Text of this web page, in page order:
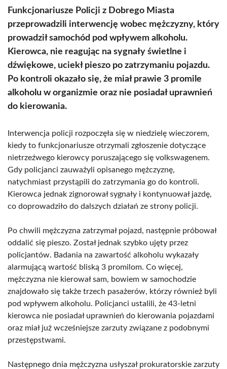
Funkcjonariusze Policji z Dobrego Miasta
przeprowadzili interwencję wobec mężczyzny, który
prowadził samochód pod wpływem alkoholu.
Kierowca, nie reagując na sygnały świetlne i
dźwiękowe, uciekł pieszo po zatrzymaniu pojazdu.
Po kontroli okazało się, że miał prawie 3 promile
alkoholu w organizmie oraz nie posiadał uprawnień
do kierowania.
Interwencja policji rozpoczęła się w niedzielę wieczorem,
kiedy to funkcjonariusze otrzymali zgłoszenie dotyczące
nietrzeźwego kierowcy poruszającego się volkswagenem.
Gdy policjanci zauważyli opisanego mężczyznę,
natychmiast przystąpili do zatrzymania go do kontroli.
Kierowca jednak zignorował sygnały i kontynuował jazdę,
co doprowadziło do dalszych działań ze strony policji.
Po chwili mężczyzna zatrzymał pojazd, następnie próbował
oddalić się pieszo. Został jednak szybko ujęty przez
policjantów. Badania na zawartość alkoholu wykazały
alarmującą wartość bliską 3 promilom. Co więcej,
mężczyzna nie kierował sam, bowiem w samochodzie
znajdowało się także trzech pasażerów, którzy również byli
pod wpływem alkoholu. Policjanci ustalili, że 43-letni
kierowca nie posiadał uprawnień do kierowania pojazdami
oraz miał już wcześniejsze zarzuty związane z podobnymi
przestępstwami.
Następnego dnia mężczyzna usłyszał prokuratorskie zarzuty